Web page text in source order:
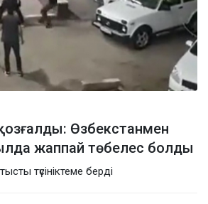
Өзбекстанмен
жаппай төбелес болды
түсініктеме берді